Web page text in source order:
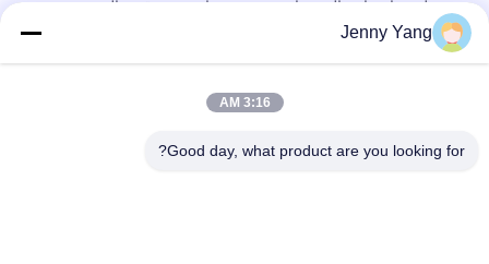
محمول مع انخفاض الضوضاء بدون مرشحات وموثوقية عالية
التحليلية
وحدة إزالة الرطوبة الحرارية بلتيير 35 وات وحدة محمولة أحادية القناة
Jenny Yang
3:16 AM
Good day, what product are you looking for?